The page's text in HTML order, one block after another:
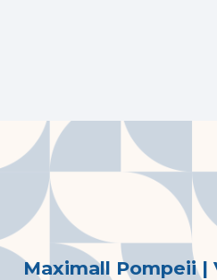
Maximall Pompeii |